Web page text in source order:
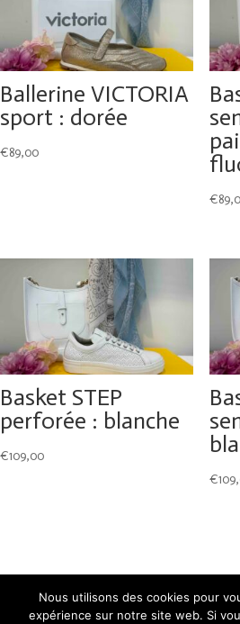
Ballerine VICTORIA
sport : dorée
€89,00
€
Basket STEP
perforée : blanche
€109,00
€
Nous utilisons des cookies pour
expérience sur notre site web. Si